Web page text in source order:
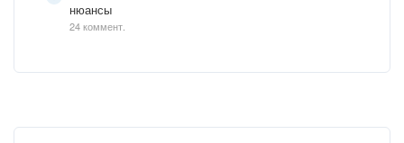
нюансы
24 коммент.